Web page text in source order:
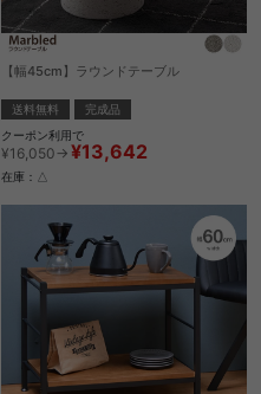
【幅45cm】ラウンドテーブル
送料無料
完成品
クーポン利用で
¥16,050→ ¥13,642
在庫：△